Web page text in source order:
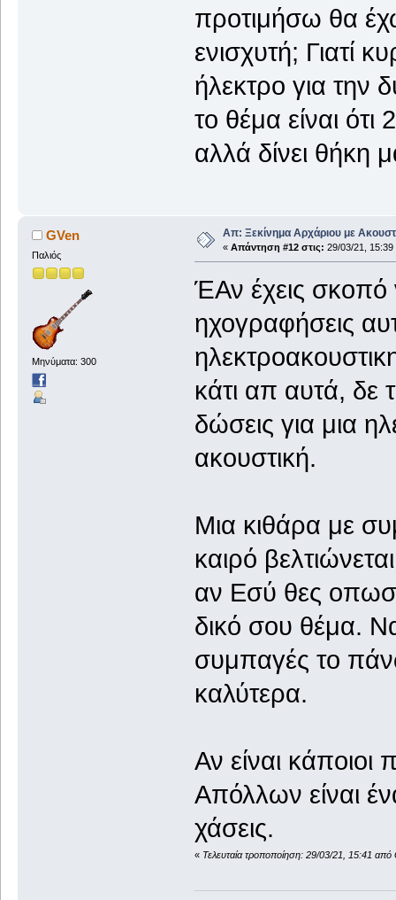
προτιμήσω θα
ενισχυτή; Γιατί
ήλεκτρο για την
το θέμα είναι
αλλά δίνει θήκη
GVen
Παλιός
Μηνύματα: 300
Απ: Ξεκίνημα Αρχάριου με
« Απάντηση #12 στις: 29/03/21, 15:39
ΈΑν έχεις σκοπό
ηχογραφήσεις
κάτι απ αυτά, δε
δώσεις για μια
ακουστική.
Μια κιθάρα με
καιρό
αν Εσύ θες
δικό σου θέμα. Να
συμπαγές το
καλύτερα.
Αν είναι
Απόλλων είναι
χάσεις.
« Τελευταία τροποποίηση: 29/03/21, 15:41 από